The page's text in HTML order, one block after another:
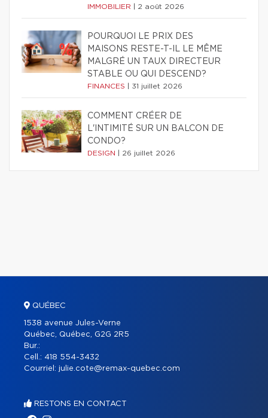
IMMOBILIER 2 août 2026
POURQUOI LE PRIX DES
MAISONS RESTE-T-IL LE MÊME
MALGRÉ UN TAUX DIRECTEUR
STABLE OU QUI DESCEND?
FINANCES 31 juillet 2026
COMMENT CRÉER DE
L'INTIMITÉ SUR UN BALCON DE
CONDO?
DESIGN 26 juillet 2026
QUÉBEC
1538 avenue Jules-Verne
Québec, Québec, G2G 2R5
Bur.:
Cell.: 418 554-3432
Courriel: julie.cote@remax-quebec.com
RESTONS EN CONTACT